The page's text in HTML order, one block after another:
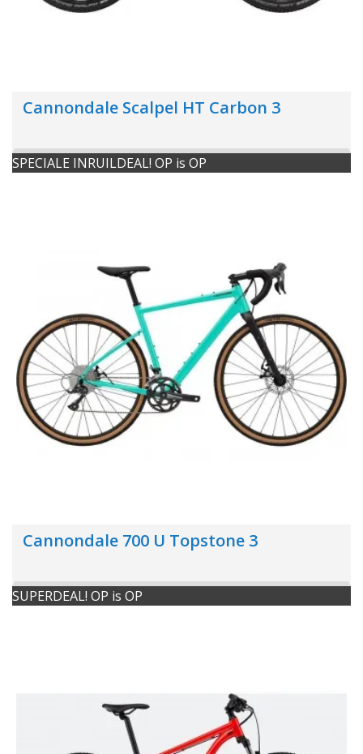
Cannondale Scalpel HT Carbon 3
SPECIALE INRUILDEAL! OP is OP
Cannondale 700 U Topstone 3
SUPERDEAL! OP is OP